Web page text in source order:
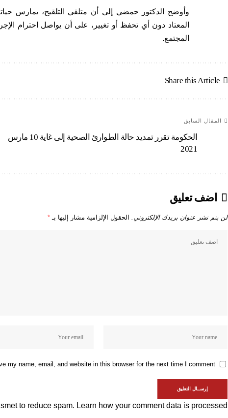
وأوضح الدكتور حمضي إلى أن متلقي التلقيح، يمارس حياته
المعتاد دون أي تحفظ أو تغيير، على أن يواصل احترام
المجتمع.
Share this Article
المقال السابق
الحكومة تقرر تمديد حالة الطوارئ الصحية إلى غاية 10 مارس
2021
اضف تعليق
لن يتم نشر عنوان بريدك الإلكتروني. الحقول الإلزامية مشار إليها بـ *
my name, email, and website in this browser for the next time I comment.
to reduce spam. Learn how your comment data is processed.